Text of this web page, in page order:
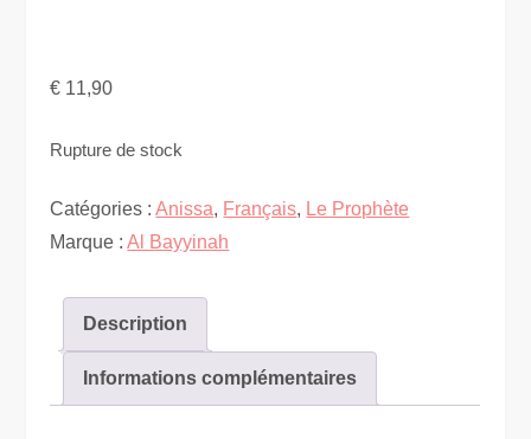
€ 11,90
Rupture de stock
Catégories :Anissa, Français, Le Prophète
Marque :Al Bayyinah
Description
Informations complémentaires